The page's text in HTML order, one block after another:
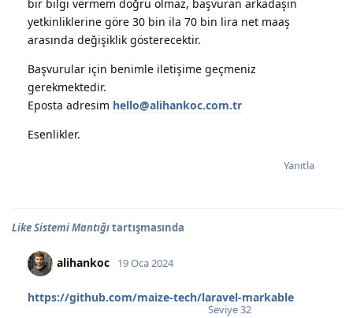
bir bilgi vermem doğru olmaz, başvuran arkadaşın
yetkinliklerine göre 30 bin ila 70 bin lira net maaş
arasında değişiklik gösterecektir.
Başvurular için benimle iletişime geçmeniz
gerekmektedir.
Eposta adresim hello@alihankoc.com.tr
Esenlikler.
Yanıtla
Like Sistemi Mantığıtartışmasında
alihankoc
Seviye32
19 Oca 2024
https://github.com/maize-tech/laravel-markable